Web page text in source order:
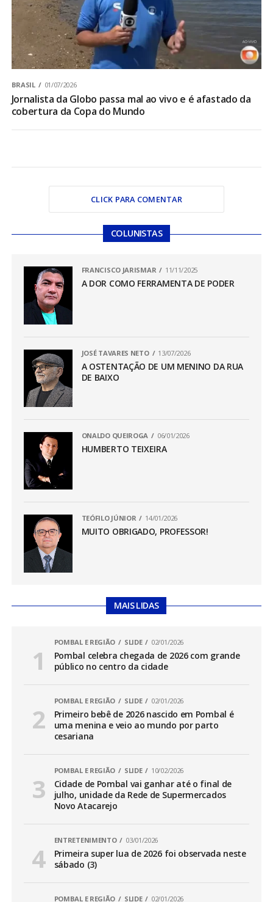
BRASIL 01/07/2026
Jornalista da Globo passa mal ao vivo e é afastado da
cobertura da Copa do Mundo
CLICK PARA COMENTAR
COLUNISTAS
FRANCISCO JARISMAR 11/11/2025
A DOR COMO FERRAMENTA DE PODER
JOSÉ TAVARES NETO 13/07/2026
A OSTENTAÇÃO DE UM MENINO DA RUA
DE BAIXO
ONALDO QUEIROGA 06/01/2026
HUMBERTO TEIXEIRA
TEÓFILO JÚNIOR 14/01/2026
MUITO OBRIGADO, PROFESSOR!
MAIS LIDAS
POMBAL E REGIÃO SLIDE 02/01/2026
Pombal celebra chegada de 2026 com grande
público no centro da cidade
POMBAL E REGIÃO SLIDE 02/01/2026
Primeiro bebê de 2026 nascido em Pombal é
uma menina e veio ao mundo por parto
cesariana
POMBAL E REGIÃO SLIDE 10/02/2026
Cidade de Pombal vai ganhar até o final de
julho, unidade da Rede de Supermercados
Novo Atacarejo
ENTRETENIMENTO 03/01/2026
Primeira super lua de 2026 foi observada neste
sábado (3)
POMBAL E REGIÃO SLIDE 02/01/2026